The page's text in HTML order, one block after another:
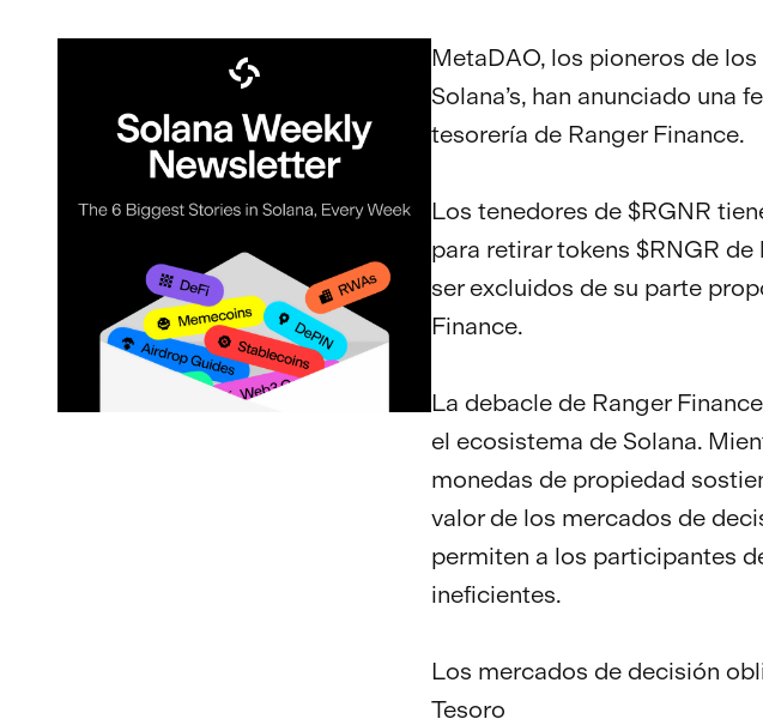
MetaDAO, los pioneros de
Solana’s, han anunciado una
tesorería de Ranger Finance.
Los tenedores de $RGNR
para retirar tokens $RNGR
ser excluidos de su parte
Finance.
La debacle de Ranger
el ecosistema de Solana.
monedas de propiedad
valor de los mercados de
permiten a los participantes
ineficientes.
Los mercados de decisión
Tesoro